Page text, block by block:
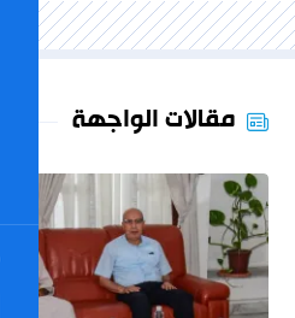
مقالات الواجهة